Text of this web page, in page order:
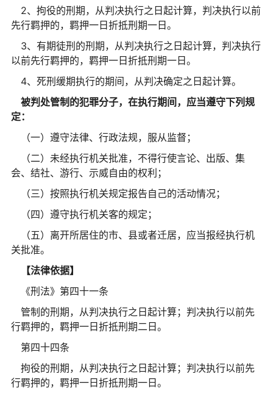
2、拘役的刑期，从判决执行之日起计算，判决执行以前
先行羁押的，羁押一日折抵刑期一日。
3、有期徒刑的刑期，从判决执行之日起计算，判决执行
以前先行羁押的，羁押一日折抵刑期一日。
4、死刑缓期执行的期间，从判决确定之日起计算。
被判处管制的犯罪分子，在执行期间，应当遵守下列规
定：
（一）遵守法律、行政法规，服从监督；
（二）未经执行机关批准，不得行使言论、出版、集
会、结社、游行、示威自由的权利；
（三）按照执行机关规定报告自己的活动情况；
（四）遵守执行机关客的规定；
（五）离开所居住的市、县或者迁居，应当报经执行机
关批准。
【法律依据】
《刑法》第四十一条
管制的刑期，从判决执行之日起计算；判决执行以前先
行羁押的，羁押一日折抵刑期二日。
第四十四条
拘役的刑期，从判决执行之日起计算；判决执行以前先
行羁押的，羁押一日折抵刑期一日。